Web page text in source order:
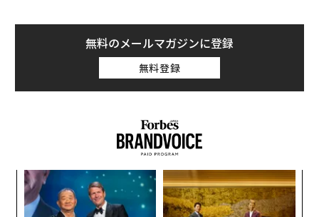
無料のメールマガジンに登録
無料登録